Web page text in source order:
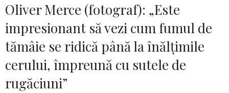
Oliver Merce (fotograf): „Este
impresionant să vezi cum fumul de
tămâie se ridică până la înălțimile
cerului, împreună cu sutele de
rugăciuni”